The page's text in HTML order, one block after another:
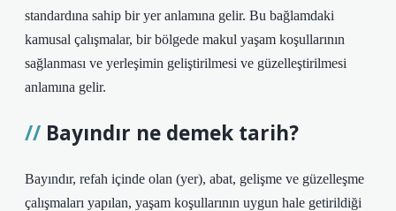
standardına sahip bir yer anlamına gelir. Bu bağlamdaki
kamusal çalışmalar, bir bölgede makul yaşam koşullarının
sağlanması ve yerleşimin geliştirilmesi ve güzelleştirilmesi
anlamına gelir.
Bayındır ne demek tarih?
Bayındır, refah içinde olan (yer), abat, gelişme ve güzelleşme
çalışmaları yapılan, yaşam koşullarının uygun hale getirildiği